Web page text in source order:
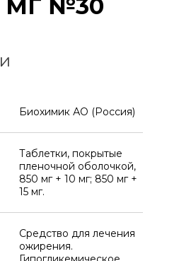
МГ №30
Биохимик АО (Россия)
Таблетки, покрытые
пленочной оболочкой,
850 мг + 10 мг; 850 мг +
15 мг.
Средство для лечения
ожирения.